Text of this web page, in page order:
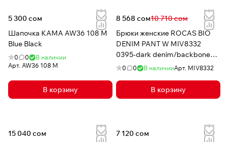
5 300 сом
Шапочка КАМА AW36 108 M
Blue Black
0 0
В наличии
Арт. AW36 108 M
В корзину
8 568 сом10 710 сом
Брюки женские ROCAS BIO
DENIM PANT W MIV8332
0395-dark denim/backboneY
/pes/co/el
0 0 В наличииАрт. MIV8332
В корзину
15 040 сом
7 120 сом